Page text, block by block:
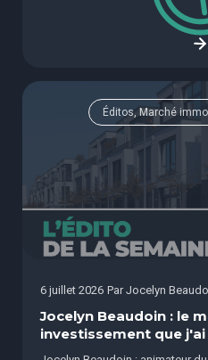
Éditos, Marché
6 juillet 2026 Par Jocelyn
Jocelyn Beaudoin : le
investissement que